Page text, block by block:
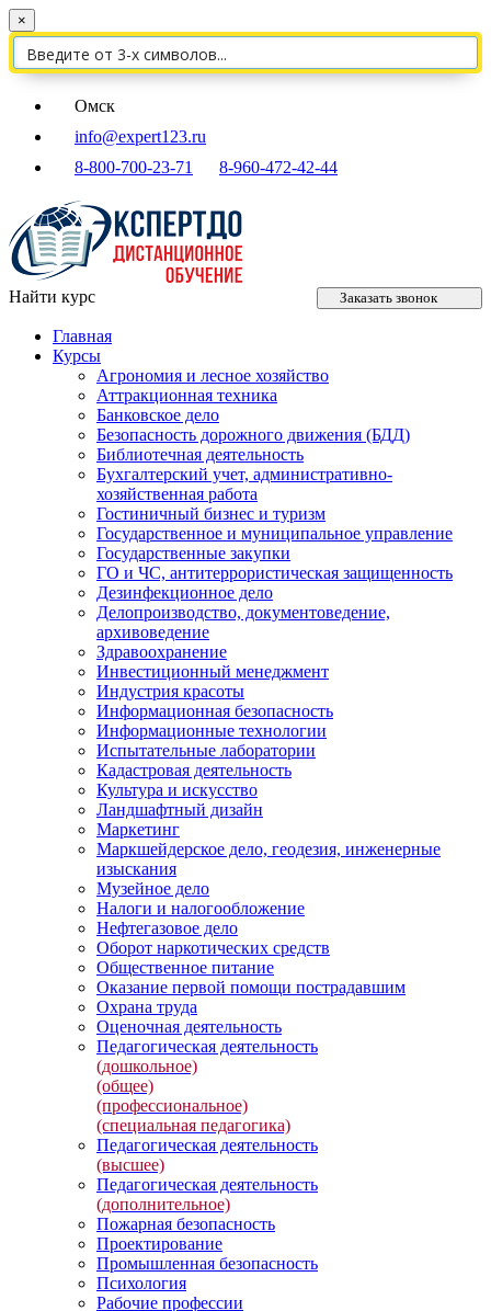
×
Омск
info@expert123.ru
8-800-700-23-71
8-960-472-42-44
Найти курс Заказать звонок
Главная
Курсы
Агрономия и лесное хозяйство
Аттракционная техника
Банковское дело
Безопасность дорожного движения (БДД)
Библиотечная деятельность
Бухгалтерский учет, административно-
хозяйственная работа
Гостиничный бизнес и туризм
Государственное и муниципальное управление
Государственные закупки
ГО и ЧС, антитеррористическая защищенность
Дезинфекционное дело
Делопроизводство, документоведение,
архивоведение
Здравоохранение
Инвестиционный менеджмент
Индустрия красоты
Информационная безопасность
Информационные технологии
Испытательные лаборатории
Кадастровая деятельность
Культура и искусство
Ландшафтный дизайн
Маркетинг
Маркшейдерское дело, геодезия, инженерные
изыскания
Музейное дело
Налоги и налогообложение
Нефтегазовое дело
Оборот наркотических средств
Общественное питание
Оказание первой помощи пострадавшим
Охрана труда
Оценочная деятельность
Педагогическая деятельность
(дошкольное)
(общее)
(профессиональное)
(специальная педагогика)
Педагогическая деятельность
(высшее)
Педагогическая деятельность
(дополнительное)
Пожарная безопасность
Проектирование
Промышленная безопасность
Психология
Рабочие профессии